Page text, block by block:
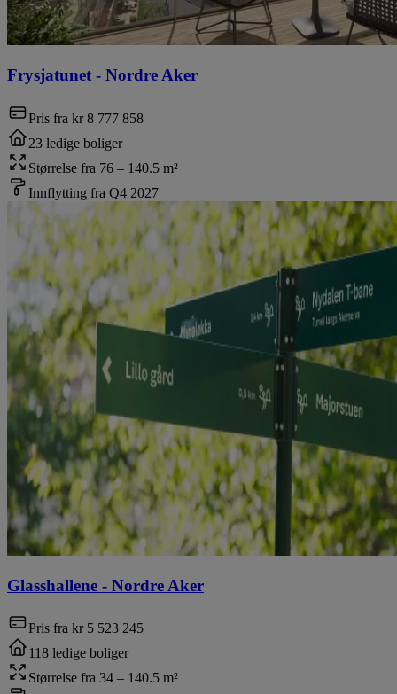
Frysjatunet - Nordre Aker
Pris fra kr 8 777 858
23 ledige boliger
Størrelse fra 76 – 140.5 m²
Innflytting fra Q4 2027
Glasshallene - Nordre Aker
Pris fra kr 5 523 245
118 ledige boliger
Størrelse fra 34 – 140.5 m²